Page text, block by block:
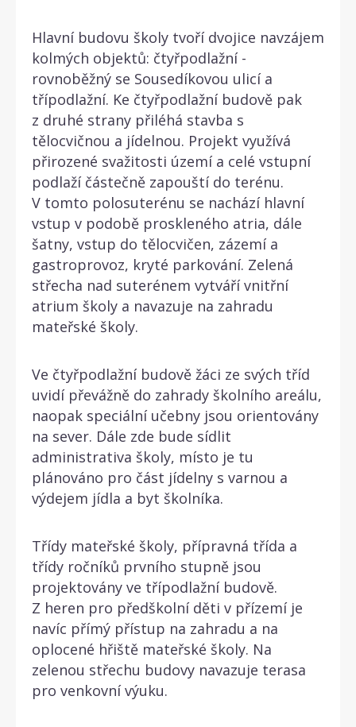
Hlavní budovu školy tvoří dvojice navzájem
kolmých objektů: čtyřpodlažní -
rovnoběžný se Sousedíkovou ulicí a
třípodlažní. Ke čtyřpodlažní budově pak
z druhé strany přiléhá stavba s
tělocvičnou a jídelnou. Projekt využívá
přirozené svažitosti území a celé vstupní
podlaží částečně zapouští do terénu.
V tomto polosuterénu se nachází hlavní
vstup v podobě proskleného atria, dále
šatny, vstup do tělocvičen, zázemí a
gastroprovoz, kryté parkování. Zelená
střecha nad suterénem vytváří vnitřní
atrium školy a navazuje na zahradu
mateřské školy.
Ve čtyřpodlažní budově žáci ze svých tříd
uvidí převážně do zahrady školního areálu,
naopak speciální učebny jsou orientovány
na sever. Dále zde bude sídlit
administrativa školy, místo je tu
plánováno pro část jídelny s varnou a
výdejem jídla a byt školníka.
Třídy mateřské školy, přípravná třída a
třídy ročníků prvního stupně jsou
projektovány ve třípodlažní budově.
Z heren pro předškolní děti v přízemí je
navíc přímý přístup na zahradu a na
oplocené hřiště mateřské školy. Na
zelenou střechu budovy navazuje terasa
pro venkovní výuku.